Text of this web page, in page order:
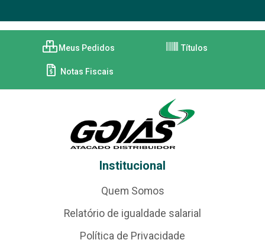
Meus Pedidos Títulos
Notas Fiscais
Institucional
Quem Somos
Relatório de igualdade salarial
Política de Privacidade